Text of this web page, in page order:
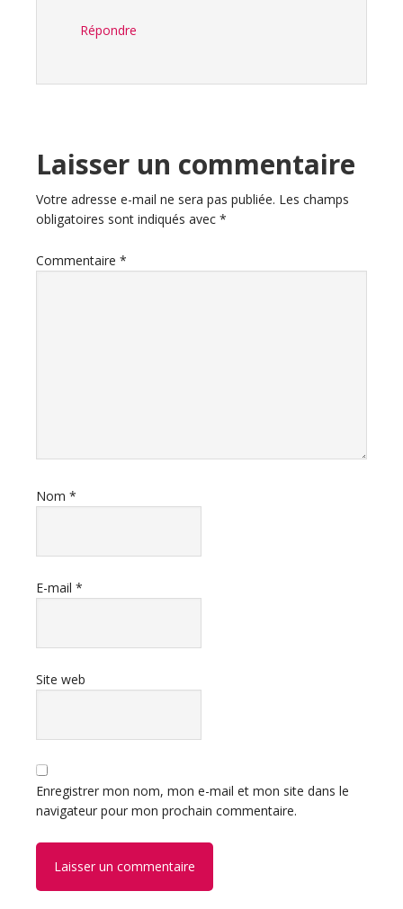
Répondre
Laisser un commentaire
Votre adresse e-mail ne sera pas publiée. Les champs
obligatoires sont indiqués avec *
Commentaire *
Nom *
E-mail *
Site web
Enregistrer mon nom, mon e-mail et mon site dans le
navigateur pour mon prochain commentaire.